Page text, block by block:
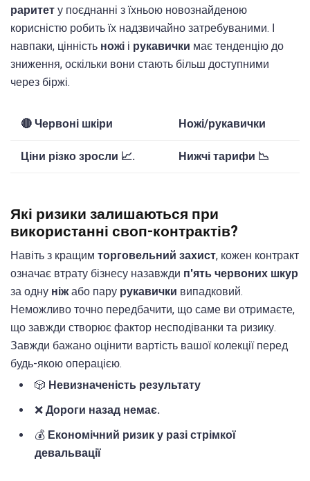
раритет у поєднанні з їхньою новознайденою
корисністю робить їх надзвичайно затребуваними. І
навпаки, цінність ножі і рукавички має тенденцію до
зниження, оскільки вони стають більш доступними
через біржі.
🔴 Червоні шкіри Ножі/рукавички
Ціни різко зросли 📈. Нижчі тарифи 📉
Які ризики залишаються при
використанні своп-контрактів?
Навіть з кращим торговельний захист, кожен контракт
означає втрату бізнесу назавжди п'ять червоних шкур
за одну ніжабо пару рукавички випадковий.
Неможливо точно передбачити, що саме ви отримаєте,
що завжди створює фактор несподіванки та ризику.
Завжди бажано оцінити вартість вашої колекції перед
будь-якою операцією.
🎲 Невизначеність результату
❌ Дороги назад немає.
💰 Економічний ризик у разі стрімкої
девальвації